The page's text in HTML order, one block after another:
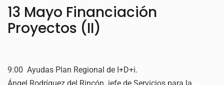
13 Mayo Financiación
Proyectos (II)
9:00 Ayudas Plan Regional de I+D+i.